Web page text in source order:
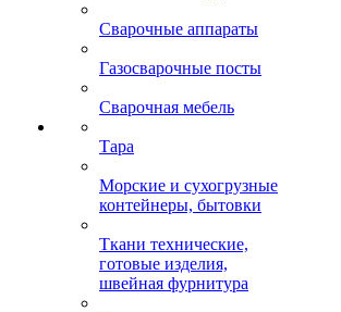
Сварочные аппараты
Газосварочные посты
Сварочная мебель
Тара
Морские и сухогрузные
контейнеры, бытовки
Ткани технические,
готовые изделия,
швейная фурнитура